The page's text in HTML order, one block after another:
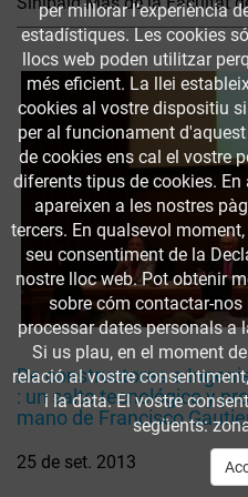
De constructores a
: un salto tecnológico y
mano de Francisco
25 de set. 2013
per millorar l’experiència
estadístiques. Les cookies
llocs web poden utilitzar
més eficient. La llei
cookies al vostre dispositiu
per al funcionament
de cookies ens cal el vostre
diferents tipus de cookies.
apareixen a les nostres
tercers. En qualsevol
seu consentiment de la
nostre lloc web. Pot obtenir
sobre cóm contactar-
processar dates personals a
Si us plau, en el moment
relació al vostre
i la data. El vostre
següents: